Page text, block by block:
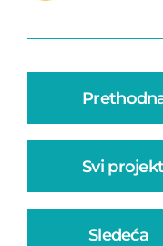
Svi
Sledeća